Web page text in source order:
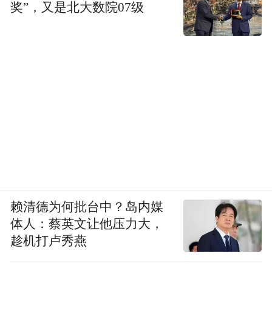
奖”，又是北大数院07级
赖清德为何批台中？岛内媒
体人：蔡英文让他压力大，
趁机打卢秀燕